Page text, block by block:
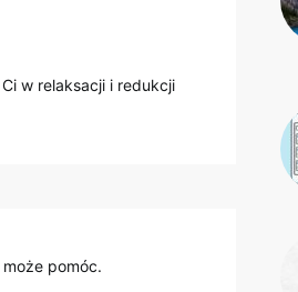
w relaksacji i redukcji
pomóc.